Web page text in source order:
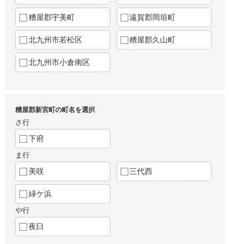
糟屋郡宇美町 遠賀郡岡垣町
北九州市若松区 糟屋郡久山町
北九州市小倉南区
糟屋郡新宮町の町名を選択
さ行
下府
ま行
美咲 三代西
緑ケ浜
や行
夜臼